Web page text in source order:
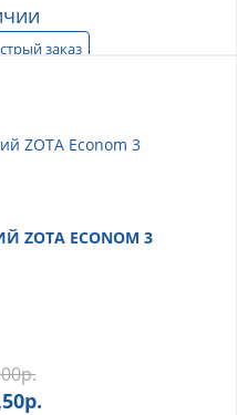
заказ
ZOTA ECONOM 3
р.
р.